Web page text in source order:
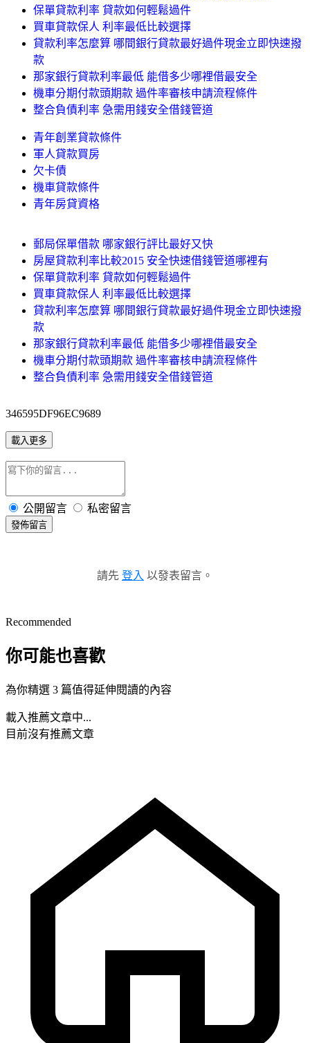
保單貸款利率 貸款如何輕鬆過件
買車貸款保人 利率最低比較選擇
貸款利率怎麼算 哪間銀行貸款最好過件現金立即快速撥
款
那家銀行貸款利率最低 能借多少哪裡借最安全
機車分期付款頭期款 過件率審核申請流程條件
整合負債利率 急需用錢安全借錢管道
青年創業貸款條件
軍人貸款買房
欠卡債
機車貸款條件
青年房貸資格
郵局保單借款 哪家銀行評比最好又快
房屋貸款利率比較2015 安全快速借錢管道哪裡有
保單貸款利率 貸款如何輕鬆過件
買車貸款保人 利率最低比較選擇
貸款利率怎麼算 哪間銀行貸款最好過件現金立即快速撥
款
那家銀行貸款利率最低 能借多少哪裡借最安全
機車分期付款頭期款 過件率審核申請流程條件
整合負債利率 急需用錢安全借錢管道
346595DF96EC9689
載入更多
公開留言 私密留言
發佈留言
請先 登入 以發表留言。
Recommended
你可能也喜歡
為你精選 3 篇值得延伸閱讀的內容
載入推薦文章中...
目前沒有推薦文章